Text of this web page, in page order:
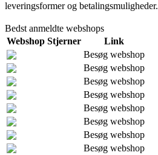
leveringsformer og betalingsmuligheder.
Bedst anmeldte webshops
Webshop Stjerner
Link
Besøg webshop
Besøg webshop
Besøg webshop
Besøg webshop
Besøg webshop
Besøg webshop
Besøg webshop
Besøg webshop